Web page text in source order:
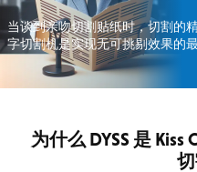
当谈到亲吻切割贴纸时，切割的
字切割机是实现无可挑剔效果的最
为什么 DYSS 是